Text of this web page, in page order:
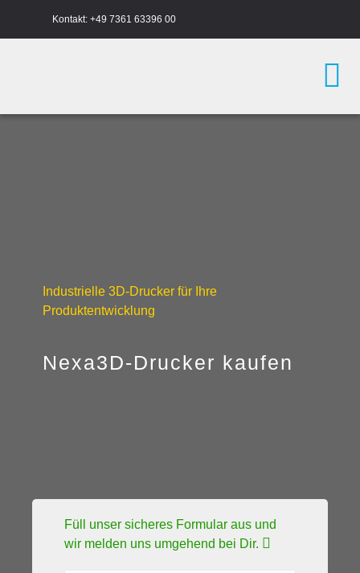
Kontakt: +49 7361 63396 00
Industrielle 3D-Drucker für Ihre
Produktentwicklung
Nexa3D-Drucker kaufen
Füll unser sicheres Formular aus und
wir melden uns umgehend bei Dir.